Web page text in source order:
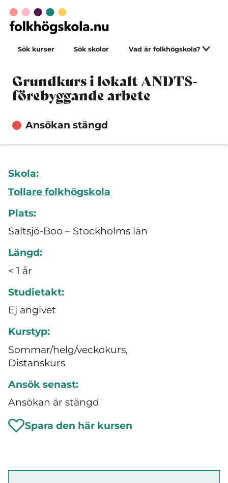
Sök kurser Sök skolor Vad är folkhögskola?
Grundkurs i lokalt ANDTS-
förebyggande arbete
Ansökan stängd
Skola:
Tollare folkhögskola
Plats:
Saltsjö-Boo – Stockholms län
Längd:
< 1 år
Studietakt:
Ej angivet
Kurstyp:
Sommar/helg/veckokurs,
Distanskurs
Ansök senast:
Ansökan är stängd
Spara den här kursen